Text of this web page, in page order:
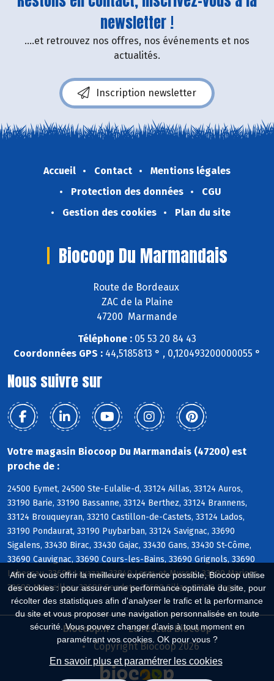
Afin de vous offrir la meilleure expérience possible, Biocoop utilise
des cookies : pour assurer une performance optimale du site, pour
récolter des statistiques afin d'analyser le trafic et la performance
du site et vous proposer une navigation personnalisée en toute
sécurité. Vous pouvez changer d'avis à tout moment en
paramétrant vos cookies. OK pour vous ?
En savoir plus et paramétrer les cookies
newsletter !
....et retrouvez nos offres, nos événements et nos
actualités.
Inscription newsletter
Accueil Contact
Mentions légales
Protection des données
CGU
Gestion des cookies
Plan du site
Biocoop Du Marmandais
Route de Bordeaux
ZAC de la Plaine
47200 Marmande
Téléphone : 05 53 20 84 43
Coordonnées GPS : 44,5185813 ° , 0,120493200000055 °
Nous suivre sur
Votre magasin Biocoop Du Marmandais (47200) est
proche de :
24500 Eymet, 24500 Ste-Eulalie-d, 33124 Aillas, 33124 Auros,
33190 Barie, 33190 Bassanne, 33124 Berthez, 33124 Brannens,
33124 Brouqueyran, 33210 Castillon-de-Castets, 33124 Lados,
33190 Pondaurat, 33190 Puybarban, 33124 Savignac, 33690
Sigalens, 33430 Birac, 33430 Gajac, 33430 Gans, 33430 St-Côme,
33690 Cauvignac, 33690 Cours-les-Bains, 33690 Grignols, 33690
Labescau, 33690 Lavazan, 33840 Lerm-et-Musset, 33690 Marions,
33690 Masseilles, 33690 Sendets, 33690 Sillas, 33190 Bagas
Biocoop.fr
Le réseau Biocoop
Copyright Biocoop 2026